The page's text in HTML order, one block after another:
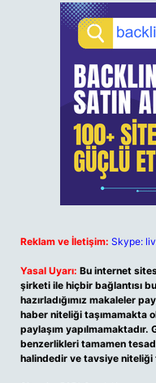
Reklam ve İletişim: Skype:
Yasal Uyarı: Bu internet
şirketi ile hiçbir bağlantısı
hazırladığımız makaleler
haber niteliği taşımamakta
paylaşım
benzerlikleri tamamen
halindedir ve tavsiye niteliği